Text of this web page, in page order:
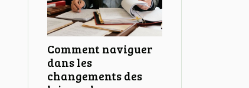
Comment naviguer
dans les
changements des